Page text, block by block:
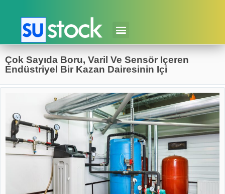
Çok Sayıda Boru, Varil Ve Sensör Içeren
Endüstriyel Bir Kazan Dairesinin Içi